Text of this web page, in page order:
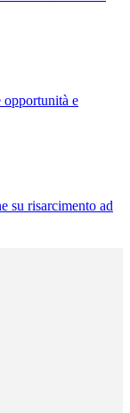
e
su risarcimento ad